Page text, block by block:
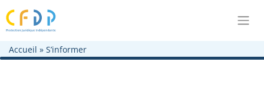
Aller au contenu principal
Aller à la navigation principale
Aller au pied de page
Accueil » S’informer